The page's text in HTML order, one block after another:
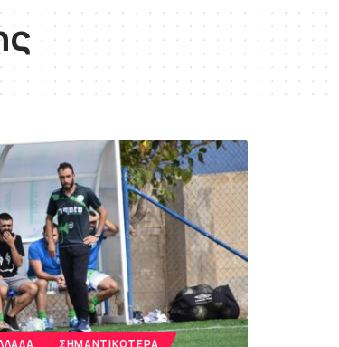
ΣΗΜΑΝΤΙΚΌΤΕΡΑ